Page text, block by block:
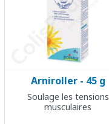
Arniroller - 45 g
Soulage les tensions
musculaires